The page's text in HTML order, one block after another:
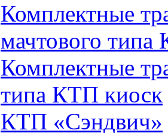
Комплектные
мачтового
Комплектные
типа КТП киоск
КТП «Сэндвич»